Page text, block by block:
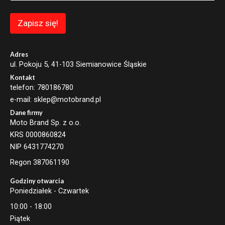
Zapisz się!
Adres
ul. Pokoju 5, 41-103 Siemianowice Śląskie
Kontakt
telefon: 780186780
e-mail: sklep@motobrand.pl
Dane firmy
Moto Brand Sp. z o.o.
KRS 0000860824
NIP 6431774270
Regon 387061190
Godziny otwarcia
Poniedziałek - Czwartek
10:00 - 18:00
Piątek